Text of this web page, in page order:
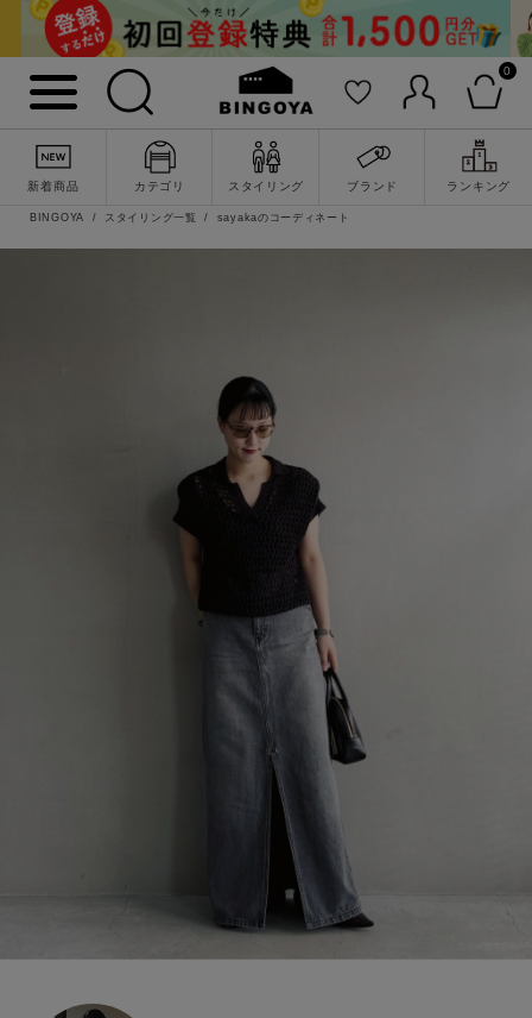
0
新着商品 カテゴリ スタイリング ブランド ランキング
BINGOYA スタイリング一覧 sayakaのコーディネート